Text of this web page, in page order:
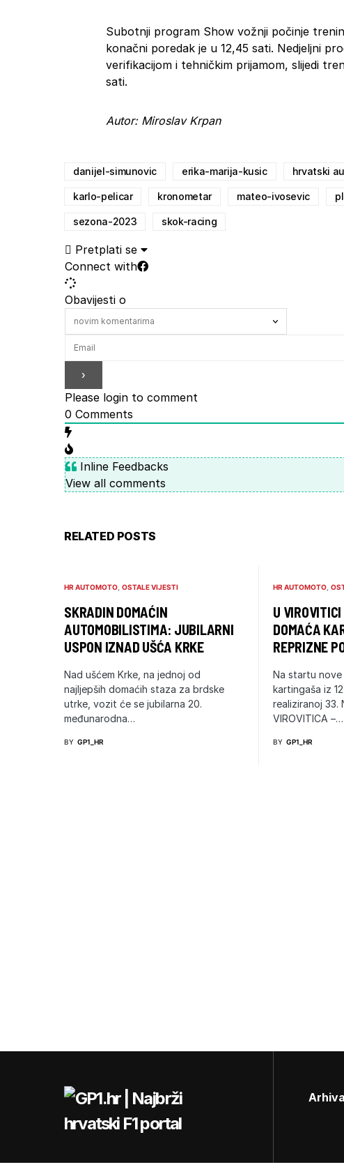
Subotnji program Show vožnji počinje
konačni poredak je u 12,45 sati. Nedjeljni
verifikacijom i tehničkim prijamom, slijedi
sati.
Autor: Miroslav Krpan
danijel-simunovic erika-marija-kusic hrvatski
karlo-pelicar kronometar mateo-ivosevic
sezona-2023 skok-racing
Pretplati se
Connect with
Obavijesti o
Please login to comment
0 Comments
Inline Feedbacks
View all comments
RELATED POSTS
HR AUTOMOTO OSTALE VIJESTI
SKRADIN DOMAĆIN
AUTOMOBILISTIMA: JUBILARNI
USPON IZNAD UŠĆA KRKE
Nad ušćem Krke, na jednoj od
najljepših domaćih staza za brdske
utrke, vozit će se jubilarna 20.
međunarodna…
BY GP1_HR
HR AUTOMOTO
U
DOMAĆA
REPRIZNE
Na startu
kartingaša iz
realiziranoj 33.
VIROVITICA –…
BY GP1_HR
Arhiva